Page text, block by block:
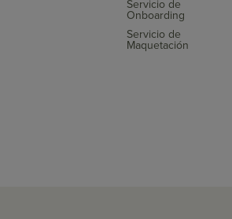
Servicio de
Onboarding
Servicio de
Maquetación